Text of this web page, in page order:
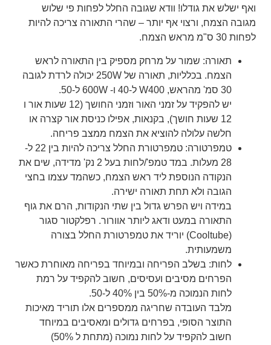
ואף ישלש את גודלו! וודא שגובה החלל לפחות פי שלוש
מגובה הצמח, ורצוי אף יותר – שהרי התאורה צריכה להיות
לפחות 30 ס"מ מראש הצמח.
תאורה: שמור על מרחק מספיק בין התאורה לראש
הצמח. בכלליות, תאורה של 250W יכולה לרדת לגובה
30 סמ' מהראש, W400 ל-40 ו- 600W ל-50.
יש להפקיד על זמני האור וזמני החושך (12 שעות אור ו
12 שעות חושך), בקנאות, אפילו כניסת אור קצרה או
חלשה עלולה להוציא את הצמח ממצב פריחה.
טמפרטורה: טמפרטורת החלל צריכה להיות בין 22 ל-
28 מעלות. במד טמפ'/לחות בעל 2 נק' מדידה, שים את
הנקודה הנוספת ליד ראש הצמח, כשהמד עצמו בחצי
הגובה ולא תחת תאורה ישירה.
במידה ויש הפרש גדול בין שתי הנקודות, הרם את גוף
התאורה במעט ודאג ליותר אוורור. רפלקטור סגור
(Cooltube) יוריד את טמפרטורת החלל בצורה
משמעותית.
לחות: בשלב הפריחה ובמיוחד בפריחה מאוחרת כאשר
הפרחים מסיבים ועסיסים, חשוב להקפיד על רמת
לחות הנמוכה מ-50% בין 40% ל-50.
מלבד העובדה שחריגה ממספרים אלו תוריד מאיכות
התוצר הסופי, בפרחים גדולים ומאסיבים במיוחד
חשוב להקפיד על לחות נמוכה (מתחת ל 50%)